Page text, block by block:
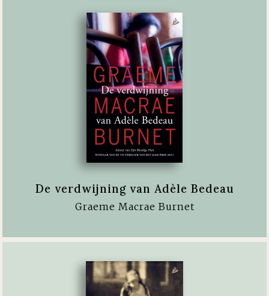
De verdwijning van Adèle Bedeau
Graeme Macrae Burnet